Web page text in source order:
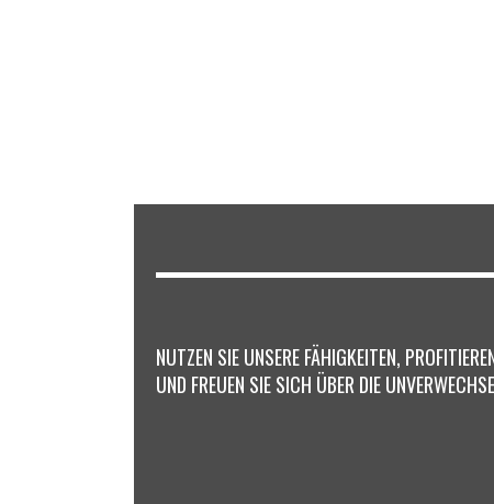
NUTZEN SIE UNSERE FÄHIGKEITEN,
UND FREUEN SIE SICH ÜBER DIE